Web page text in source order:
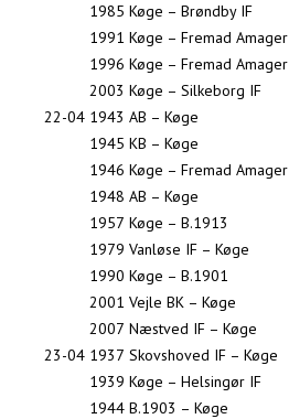
1985 Køge – Brøndby IF
1991 Køge – Fremad Amager
1996 Køge – Fremad Amager
2003 Køge – Silkeborg IF
22-04 1943 AB – Køge
1945 KB – Køge
1946 Køge – Fremad Amager
1948 AB – Køge
1957 Køge – B.1913
1979 Vanløse IF – Køge
1990 Køge – B.1901
2001 Vejle BK – Køge
2007 Næstved IF – Køge
23-04 1937 Skovshoved IF – Køge
1939 Køge – Helsingør IF
1944 B.1903 – Køge